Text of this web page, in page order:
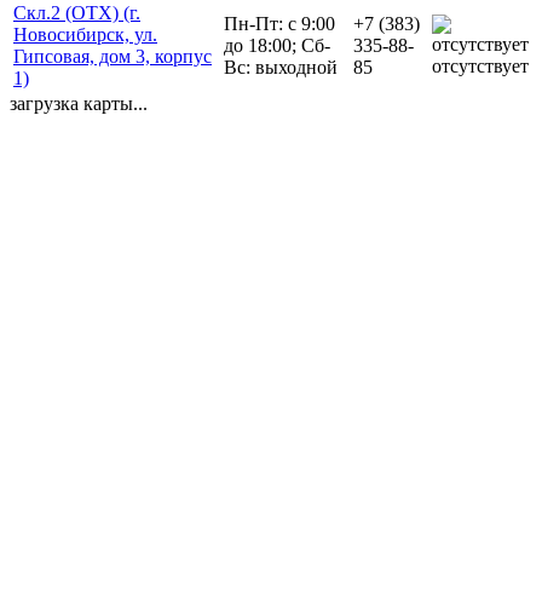
Скл.2 (ОТХ) (г.
Новосибирск, ул.
Гипсовая, дом 3, корпус
1)
Пн-Пт: с 9:00
до 18:00; Сб-
Вс: выходной
+7 (383)
335-88-
85
отсутствует
загрузка карты...